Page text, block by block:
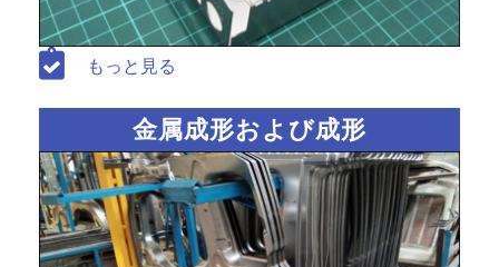
もっと見る
金属成形および成形